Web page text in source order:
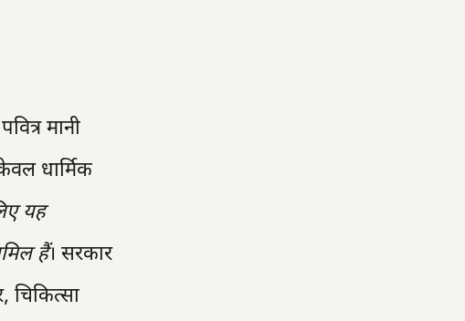
मानी
धार्मिक
यह
हैं। सरकार
चिकित्सा